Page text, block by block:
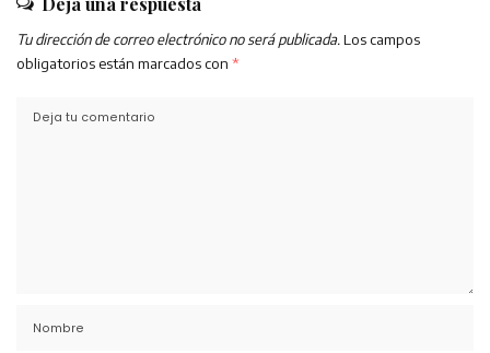
Tu dirección de correo electrónico no será publicada. Los campos
obligatorios están marcados con *